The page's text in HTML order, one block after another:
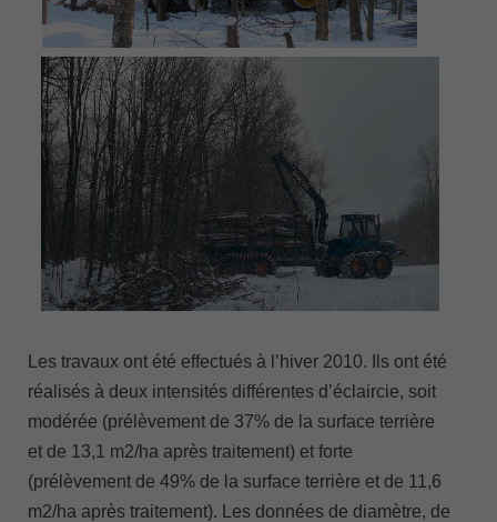
Les travaux ont été effectués à l’hiver 2010. Ils ont été
réalisés à deux intensités différentes d’éclaircie, soit
modérée (prélèvement de 37% de la surface terrière
et de 13,1 m2/ha après traitement) et forte
(prélèvement de 49% de la surface terrière et de 11,6
m2/ha après traitement). Les données de diamètre, de